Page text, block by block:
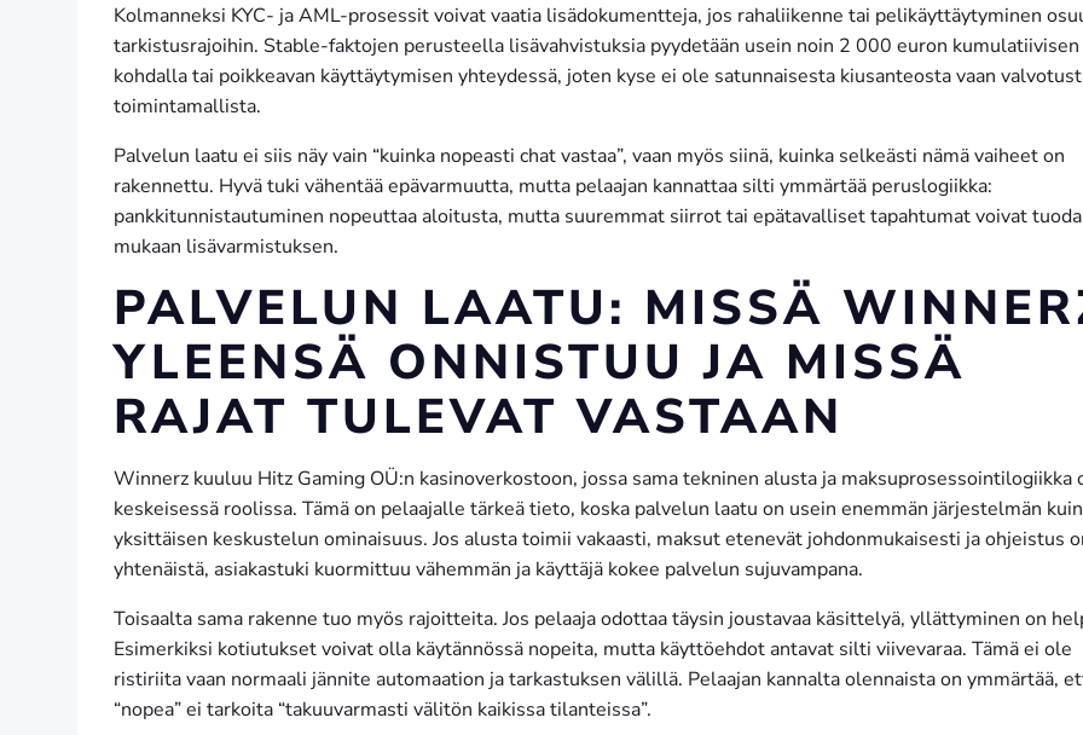
Kolmanneksi KYC- ja AML-prosessit voivat vaatia lisädokumentteja, jos rahaliikenne tai pelikäyttäytyminen
tarkistusrajoihin. Stable-faktojen perusteella lisävahvistuksia pyydetään usein noin 2 000 euron kumulatiivisen
kohdalla tai poikkeavan käyttäytymisen yhteydessä, joten kyse ei ole satunnaisesta kiusanteosta vaan
toimintamallista.
Palvelun laatu ei siis näy vain “kuinka nopeasti chat vastaa”, vaan myös siinä, kuinka selkeästi nämä vaiheet on
rakennettu. Hyvä tuki vähentää epävarmuutta, mutta pelaajan kannattaa silti ymmärtää peruslogiikka:
pankkitunnistautuminen nopeuttaa aloitusta, mutta suuremmat siirrot tai epätavalliset tapahtumat voivat tuoda
mukaan lisävarmistuksen.
PALVELUN LAATU: MISSÄ
YLEENSÄ ONNISTUU JA MISSÄ
RAJAT TULEVAT VASTAAN
Winnerz kuuluu Hitz Gaming OÜ:n kasinoverkostoon, jossa sama tekninen alusta ja maksuprosessointilogiikka
keskeisessä roolissa. Tämä on pelaajalle tärkeä tieto, koska palvelun laatu on usein enemmän järjestelmän kuin
yksittäisen keskustelun ominaisuus. Jos alusta toimii vakaasti, maksut etenevät johdonmukaisesti ja ohjeistus
yhtenäistä, asiakastuki kuormittuu vähemmän ja käyttäjä kokee palvelun sujuvampana.
Toisaalta sama rakenne tuo myös rajoitteita. Jos pelaaja odottaa täysin joustavaa käsittelyä, yllättyminen on
Esimerkiksi kotiutukset voivat olla käytännössä nopeita, mutta käyttöehdot antavat silti viivevaraa. Tämä ei ole
ristiriita vaan normaali jännite automaation ja tarkastuksen välillä. Pelaajan kannalta olennaista on ymmärtää,
“nopea” ei tarkoita “takuuvarmasti välitön kaikissa tilanteissa”.